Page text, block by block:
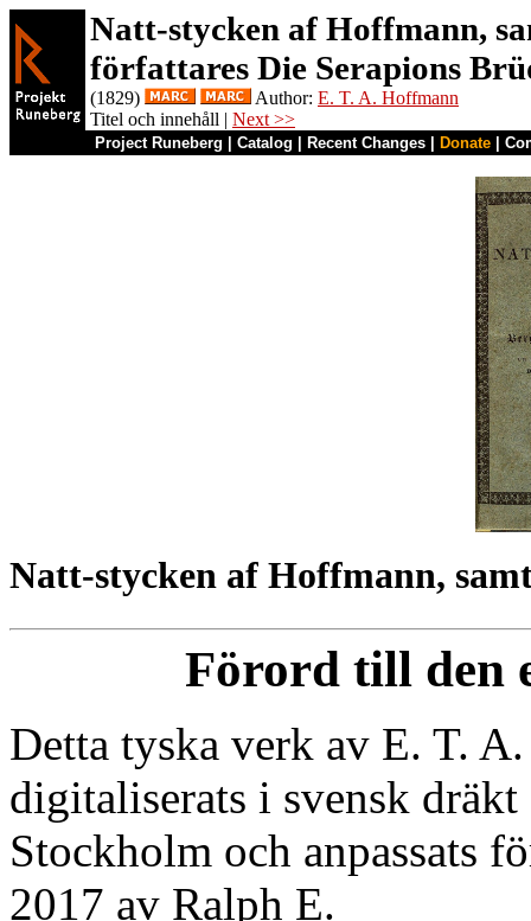
Natt-stycken af Hoffmann,
författares Die Serapions
(1829) Author: E. T. A. Hoffmann
Titel och innehåll | Next >>
Project Runeberg Catalog Recent Changes Donate
Natt-stycken af Hoffmann,
Förord till den
Detta tyska verk av E. T.
digitaliserats i svensk
Stockholm och anpassats
2017 av Ralph E.